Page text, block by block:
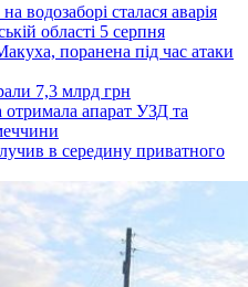
водозаборі сталася аварія
області 5 серпня
поранена під час атаки
7,3 млрд грн
апарат УЗД та
в середину приватного